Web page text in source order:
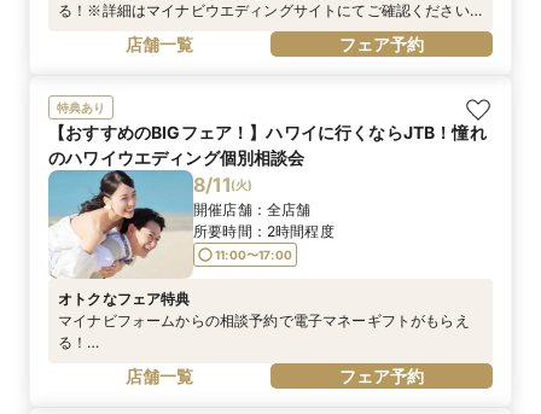
る！※詳細はマイナビウエディングサイトにてご確認ください
※電話予約は対象外です
店舗一覧 フェア予約
特典あり
【おすすめのBIGフェア！】ハワイに行くならJTB！憧れ
のハワイウエディング個別相談会
8/11(火)
開催店舗： 全店舗
所要時間： 2時間程度
11:00〜17:00
オトクなフェア特典
マイナビフォームからの相談予約で電子マネーギフトがもらえ
る！
https://wedding.mynavi.jp/contents/special_contents/couple
_cp/※詳細はマイナビウエディングサイトにてご確認ください
店舗一覧 フェア予約